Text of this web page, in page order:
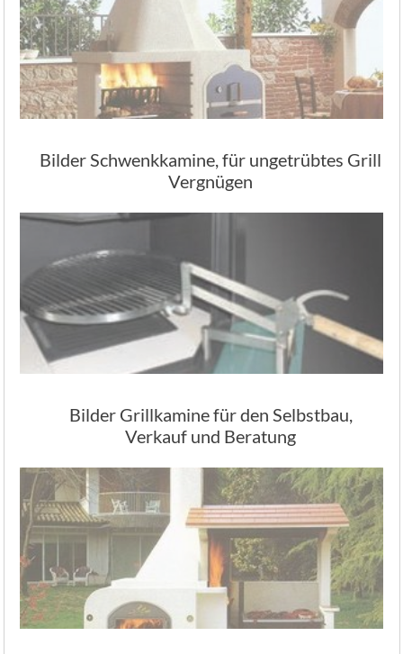
Bilder Schwenkkamine, für ungetrübtes Grill
Vergnügen
Bilder Grillkamine für den Selbstbau,
Verkauf und Beratung